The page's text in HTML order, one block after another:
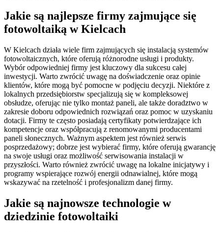
Jakie są najlepsze firmy zajmujące się
fotowoltaiką w Kielcach
W Kielcach działa wiele firm zajmujących się instalacją systemów
fotowoltaicznych, które oferują różnorodne usługi i produkty.
Wybór odpowiedniej firmy jest kluczowy dla sukcesu całej
inwestycji. Warto zwrócić uwagę na doświadczenie oraz opinie
klientów, które mogą być pomocne w podjęciu decyzji. Niektóre z
lokalnych przedsiębiorstw specjalizują się w kompleksowej
obsłudze, oferując nie tylko montaż paneli, ale także doradztwo w
zakresie doboru odpowiednich rozwiązań oraz pomoc w uzyskaniu
dotacji. Firmy te często posiadają certyfikaty potwierdzające ich
kompetencje oraz współpracują z renomowanymi producentami
paneli słonecznych. Ważnym aspektem jest również serwis
posprzedażowy; dobrze jest wybierać firmy, które oferują gwarancję
na swoje usługi oraz możliwość serwisowania instalacji w
przyszłości. Warto również zwrócić uwagę na lokalne inicjatywy i
programy wspierające rozwój energii odnawialnej, które mogą
wskazywać na rzetelność i profesjonalizm danej firmy.
Jakie są najnowsze technologie w
dziedzinie fotowoltaiki